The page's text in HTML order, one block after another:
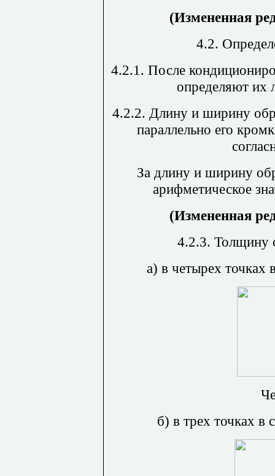
(Измененная
4.2.
4.2.1. После
определяют их
4.2.2. Длину и ширину
параллельно его
За длину и ширину
арифметическое
(Измененная
4.2.3. Толщину
а) в четырех точках
б) в трех точках в